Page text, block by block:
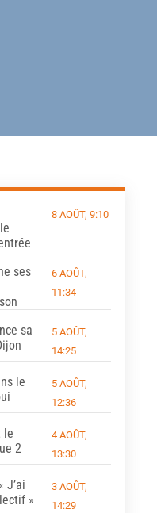
8 AOÛT, 9:10
ses
6 AOÛT,
11:34
sa
5 AOÛT,
14:25
le
5 AOÛT,
12:36
le
2
4 AOÛT,
13:30
J’ai
»
3 AOÛT,
14:29